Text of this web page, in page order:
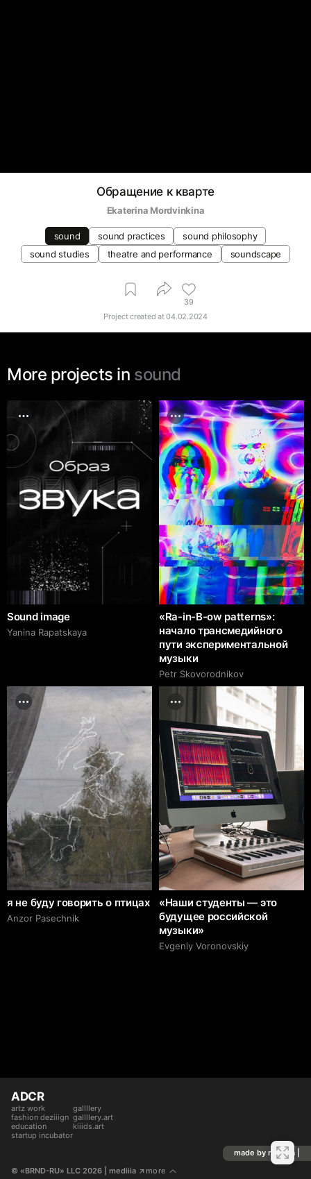
Обращение к кварте
Ekaterina Mordvinkina
sound sound practices
sound philosophy
sound studies
theatre and performance soundscape
39
Project created at04.02.2024
More projects in sound
Sound image
Yanina Rapatskaya
«Ra-in-B-ow patterns»:
начало трансмедийного
пути экспериментальной
музыки
Petr Skovorodnikov
я не буду говорить о птицах
Anzor Pasechnik
«Наши студенты — это
будущее российской
музыки»
Evgeniy Voronovskiy
ADCR
artz work
fashion deziiign
education
startup incubator
gallllery
gallllery.art
kiiids.art
made by mediiia |
© «BRND-RU» LLC 2026 | mediiia ↗more